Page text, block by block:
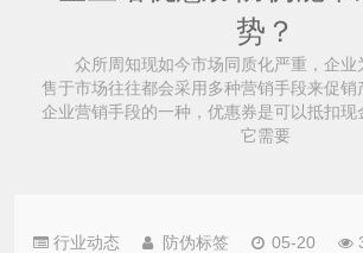
势？
众所周知现如今市场同质化严重，企业
售于市场往往都会采用多种营销手段来促销
企业营销手段的一种，优惠券是可以抵扣现
它需要
行业动态 防伪标签 05-20